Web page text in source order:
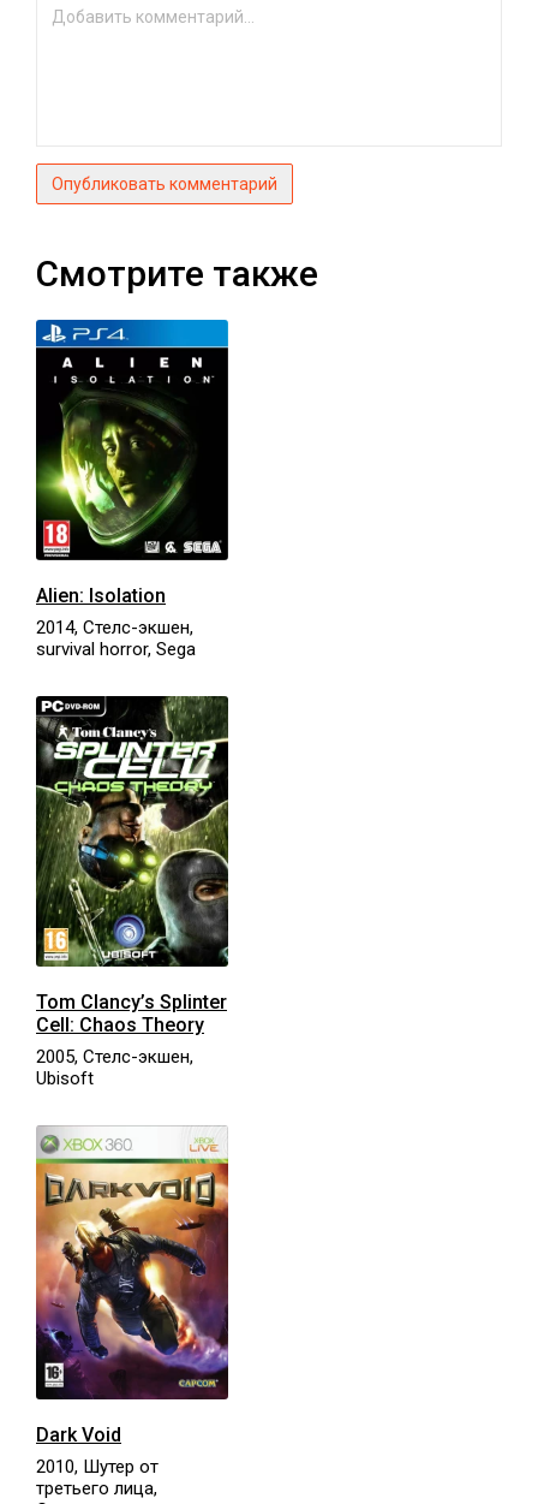
Опубликовать комментарий
Смотрите также
Alien: Isolation
2014, Стелс-экшен,
survival horror, Sega
Tom Clancy’s Splinter
Cell: Chaos Theory
2005, Стелс-экшен,
Ubisoft
Dark Void
2010, Шутер от
третьего лица,